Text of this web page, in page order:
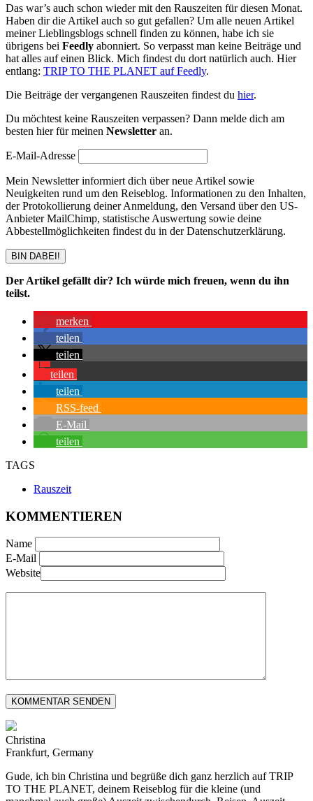
Das war’s auch schon wieder mit den Rauszeiten für diesen Monat.
Haben dir die Artikel auch so gut gefallen? Um alle neuen Artikel
meiner Lieblingsblogs schnell finden zu können, habe ich sie
übrigens bei Feedly abonniert. So verpasst man keine Beiträge und
hat alles auf einen Blick. Mich findest du dort natürlich auch. Hier
entlang: TRIP TO THE PLANET auf Feedly.
Die Beiträge der vergangenen Rauszeiten findest du hier.
Du möchtest keine Rauszeiten verpassen? Dann melde dich am
besten hier für meinen Newsletter an.
E-Mail-Adresse
Mein Newsletter informiert dich über neue Artikel sowie
Neuigkeiten rund um den Reiseblog. Informationen zu den Inhalten,
der Protokollierung deiner Anmeldung, den Versand über den US-
Anbieter MailChimp, statistische Auswertung sowie deine
Abbestellmöglichkeiten findest du in der Datenschutzerklärung.
BIN DABEI!
Der Artikel gefällt dir? Ich würde mich freuen, wenn du ihn
teilst.
merken
teilen
teilen
teilen
teilen
RSS-feed
E-Mail
teilen
TAGS
Rauszeit
KOMMENTIEREN
Name
E-Mail
Website
Christina
Frankfurt, Germany
Gude, ich bin Christina und begrüße dich ganz herzlich auf TRIP
TO THE PLANET, deinem Reiseblog für die kleine (und